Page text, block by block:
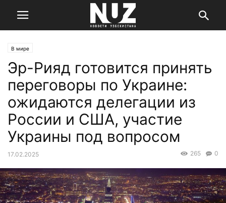
В мире
Эр-Рияд готовится принять
переговоры по Украине:
ожидаются делегации из
России и США, участие
Украины под вопросом
17.02.2025 0
265